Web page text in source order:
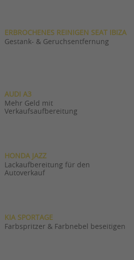
ERBROCHENES REINIGEN SEAT IBIZA
Gestank- & Geruchsentfernung
AUDI A3
Mehr Geld mit
Verkaufsaufbereitung
HONDA JAZZ
Lackaufbereitung für den
Autoverkauf
KIA SPORTAGE
Farbspritzer & Farbnebel beseitigen